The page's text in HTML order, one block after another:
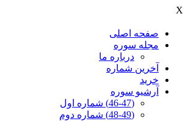
X
صفحه اصلی
مجله سوره
درباره ما
آخرين شماره
خرید
آرشیو سوره
(46-47) شماره اول
(48-49) شماره دوم